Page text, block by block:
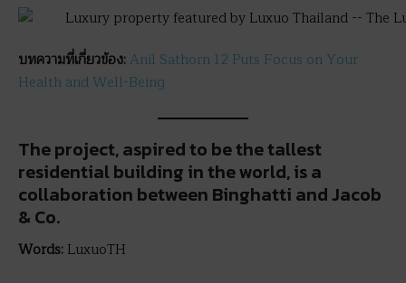
บทความที่เกี่ยวข้อง:Anil Sathorn 12 Puts Focus on Your
Health and Well-Being
The project, aspired to be the tallest
residential building in the world, is a
collaboration between Binghatti and Jacob
& Co.
Words: LuxuoTH